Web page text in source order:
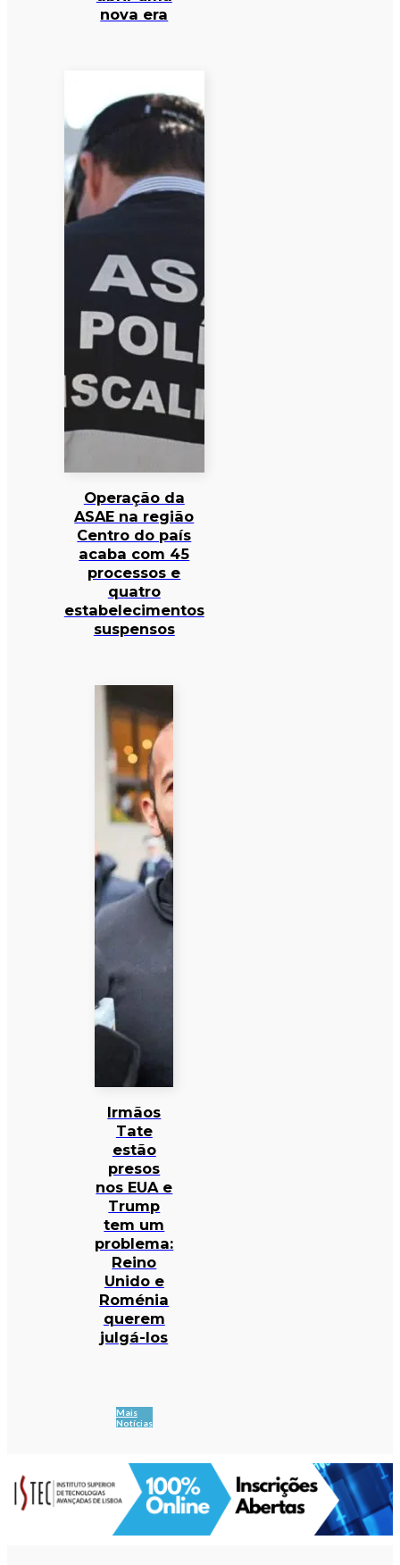
nova era
Operação da
ASAE na região
Centro do país
acaba com 45
processos e
quatro
estabelecimentos
suspensos
Irmãos
Tate
estão
presos
nos EUA e
Trump
tem um
problema:
Reino
Unido e
Roménia
querem
julgá-los
Mais
Notícias